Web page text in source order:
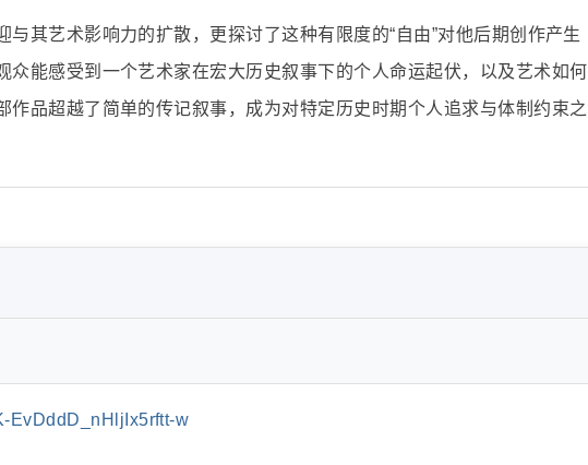
其艺术影响力的扩散，更探讨了这种有限度的“自由”对他后期创作产生
众能感受到一个艺术家在宏大历史叙事下的个人命运起伏，以及艺术如何
作品超越了简单的传记叙事，成为对特定历史时期个人追求与体制约束之
EvDddD_nHljIx5rftt-w